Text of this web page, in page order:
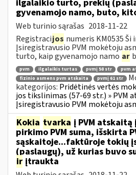
ilgalaikio turto, prekių
gyvenamojo namo, buto,
Web turinio sąrašas 2018-11-22
Registracijos numeris KM0535
Įsiregistravusio PVM mokėtoju
turto, kaip gyvenamojo namo ar
pvm ilgalaikis turtas pvmį 58 str
pvm
fizinio asmens pvm atskaita
pvmį 61 str
kategorijos: Pridėtinės vertės
jos tikslinimas (57-69 str.) » PVM
Įsiregistravusio PVM mokėtoju
Kokia tvarka į PVM
pirkimo PVM suma, išskirta
sąskaitoje...faktūroje tokių
(paslaugų), už kurias buvo
ir įtraukta